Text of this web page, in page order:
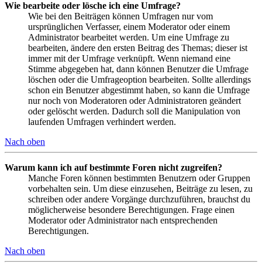
Wie bearbeite oder lösche ich eine Umfrage?
Wie bei den Beiträgen können Umfragen nur vom
ursprünglichen Verfasser, einem Moderator oder einem
Administrator bearbeitet werden. Um eine Umfrage zu
bearbeiten, ändere den ersten Beitrag des Themas; dieser ist
immer mit der Umfrage verknüpft. Wenn niemand eine
Stimme abgegeben hat, dann können Benutzer die Umfrage
löschen oder die Umfrageoption bearbeiten. Sollte allerdings
schon ein Benutzer abgestimmt haben, so kann die Umfrage
nur noch von Moderatoren oder Administratoren geändert
oder gelöscht werden. Dadurch soll die Manipulation von
laufenden Umfragen verhindert werden.
Nach oben
Warum kann ich auf bestimmte Foren nicht zugreifen?
Manche Foren können bestimmten Benutzern oder Gruppen
vorbehalten sein. Um diese einzusehen, Beiträge zu lesen, zu
schreiben oder andere Vorgänge durchzuführen, brauchst du
möglicherweise besondere Berechtigungen. Frage einen
Moderator oder Administrator nach entsprechenden
Berechtigungen.
Nach oben